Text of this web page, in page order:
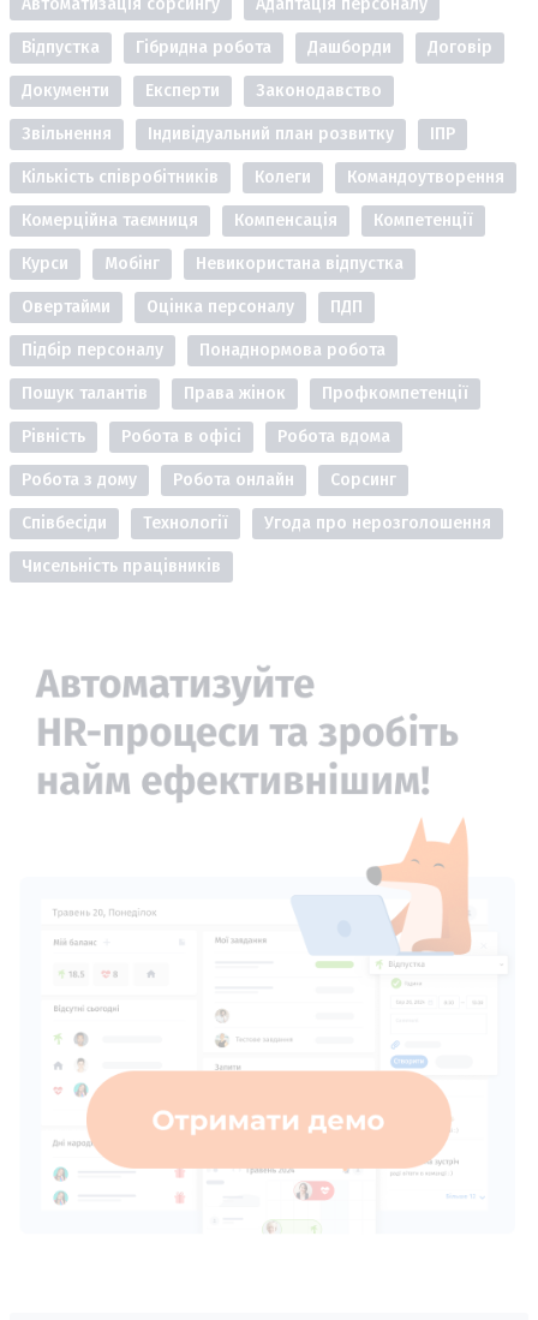
Автоматизація сорсингу Адаптація персоналу
Відпустка Гібридна робота Дашборди Договір
Документи Експерти Законодавство
Звільнення Індивідуальний план розвитку ІПР
Кількість співробітників Колеги Командоутворення
Комерційна таємниця Компенсація Компетенції
Курси Мобінг Невикористана відпустка
Овертайми Оцінка персоналу ПДП
Підбір персоналу Понаднормова робота
Пошук талантів Права жінок Профкомпетенції
Рівність Робота в офісі Робота вдома
Робота з дому Робота онлайн Сорсинг
Співбесіди Технології Угода про нерозголошення
Чисельність працівників